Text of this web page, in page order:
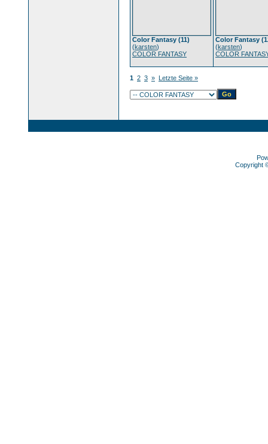
Color Fantasy (11)
(karsten)
COLOR FANTASY
Color Fantasy
(karsten)
COLOR
1 2 3 » Letzte Seite »
Copyright